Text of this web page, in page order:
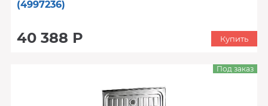
(4997236)
40 388 Р Купить
Под заказ